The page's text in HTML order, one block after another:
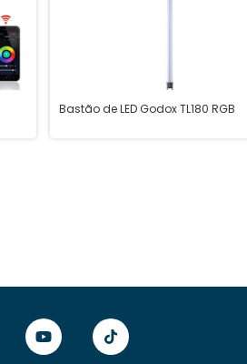
Bastão de LED Godox TL180 RGB